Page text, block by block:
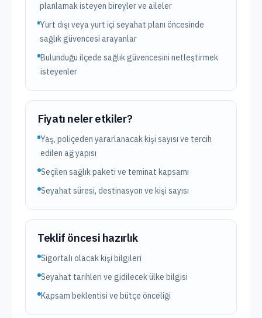
planlamak isteyen bireyler ve aileler
Yurt dışı veya yurt içi seyahat planı öncesinde
sağlık güvencesi arayanlar
Bulunduğu ilçede sağlık güvencesini netleştirmek
isteyenler
Fiyatı neler etkiler?
Yaş, poliçeden yararlanacak kişi sayısı ve tercih
edilen ağ yapısı
Seçilen sağlık paketi ve teminat kapsamı
Seyahat süresi, destinasyon ve kişi sayısı
Teklif öncesi hazırlık
Sigortalı olacak kişi bilgileri
Seyahat tarihleri ve gidilecek ülke bilgisi
Kapsam beklentisi ve bütçe önceliği